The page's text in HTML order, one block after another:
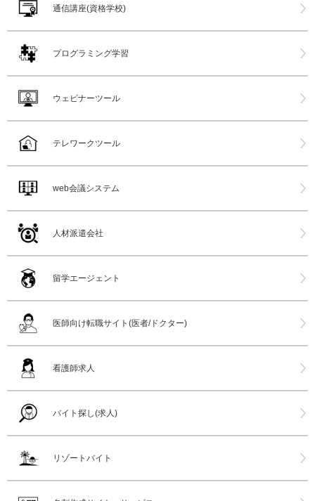
通信講座(資格学校)
プログラミング学習
ウェビナーツール
テレワークツール
web会議システム
人材派遣会社
留学エージェント
医師向け転職サイト(医者/ドクター)
看護師求人
バイト探し(求人)
リゾートバイト